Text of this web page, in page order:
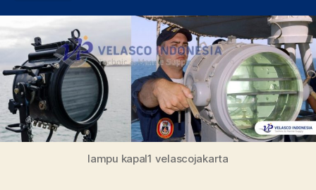
lampu kapal1 velascojakarta